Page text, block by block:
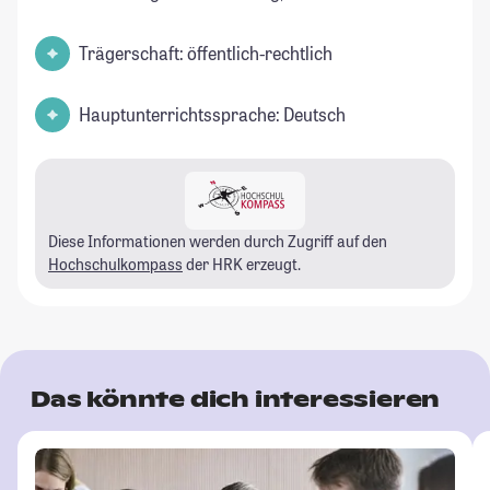
Trägerschaft: öffentlich-rechtlich
Hauptunterrichtssprache: Deutsch
Diese Informationen werden durch Zugriff auf den
Hochschulkompass der HRK erzeugt.
Das könnte dich interessieren